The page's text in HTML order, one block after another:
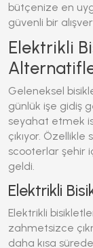
bütçenize en
güvenli bir
Elektrikli
Geleneksel
günlük işe gidiş
seyahat etmek
çıkıyor.
scooterlar şehir
geldi.
Elektrikli
Elektrikli
zahmetsizce
daha kısa